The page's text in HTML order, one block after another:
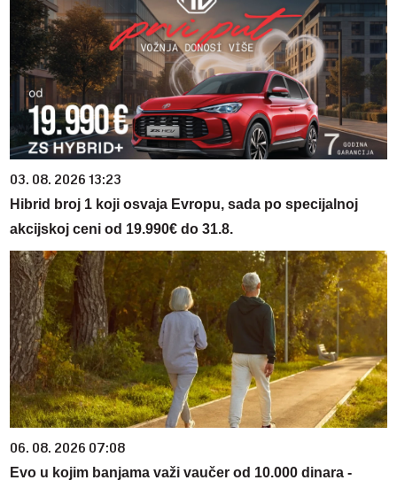
03. 08. 2026 13:23
Hibrid broj 1 koji osvaja Evropu, sada po specijalnoj
akcijskoj ceni od 19.990€ do 31.8.
06. 08. 2026 07:08
Evo u kojim banjama važi vaučer od 10.000 dinara -